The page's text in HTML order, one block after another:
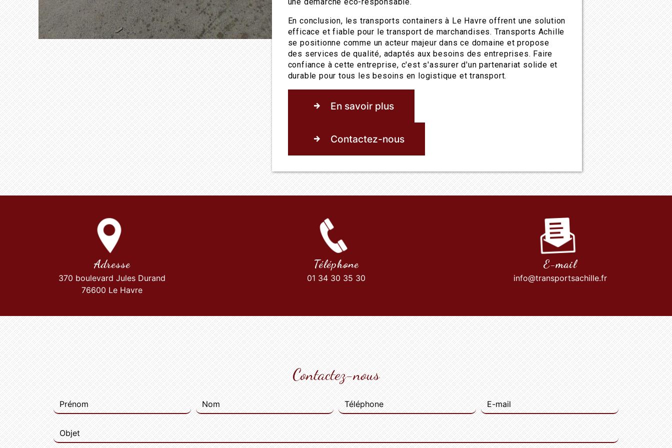
En conclusion, les transports containers à Le Havre offrent une solution
efficace et fiable pour le transport de marchandises. Transports Achille
se positionne comme un acteur majeur dans ce domaine et propose
des services de qualité, adaptés aux besoins des entreprises. Faire
confiance à cette entreprise, c'est s'assurer d'un partenariat solide et
durable pour tous les besoins en logistique et transport.
En savoir plus
Contactez-nous
Adresse
370 boulevard Jules Durand
76600 Le Havre
Téléphone
01 34 30 35 30
E-mail
info@transportsachille.fr
Contactez-nous